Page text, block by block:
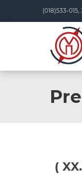
(018)533-015,
(